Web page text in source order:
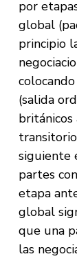
por
global
principio
(salida
británicos
siguiente
partes
etapa
global
que una
las